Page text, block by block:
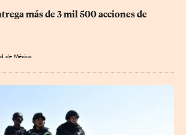
más de 3 mil 500 acciones de
de México